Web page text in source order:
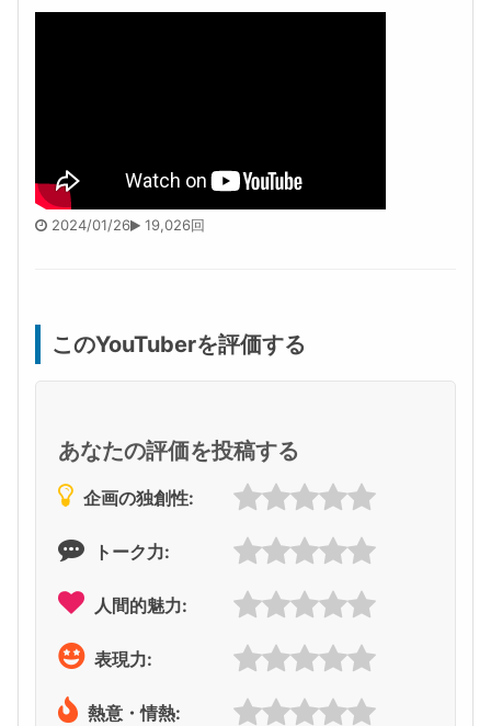
2024/01/26 19,026回
このYouTuberを評価する
あなたの評価を投稿する
企画の独創性:
トーク力:
人間的魅力:
表現力:
熱意・情熱: